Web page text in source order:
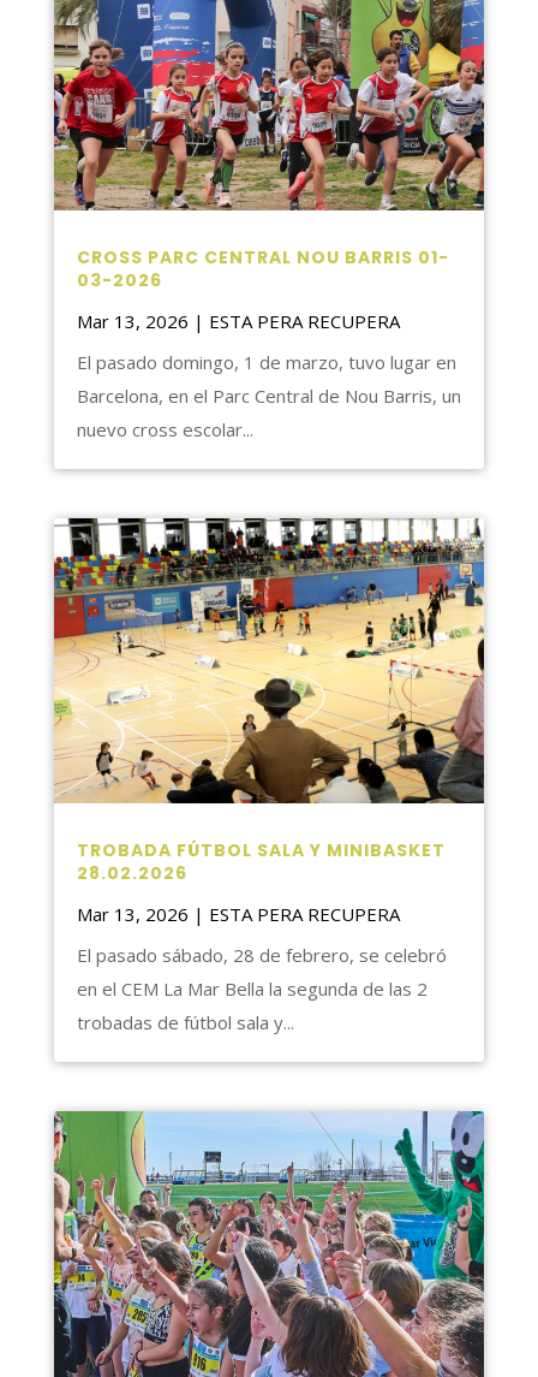
CROSS PARC CENTRAL NOU BARRIS 01-
03-2026
Mar 13, 2026 | ESTA PERA RECUPERA
El pasado domingo, 1 de marzo, tuvo lugar en
Barcelona, en el Parc Central de Nou Barris, un
nuevo cross escolar...
TROBADA FÚTBOL SALA Y MINIBASKET
28.02.2026
Mar 13, 2026 | ESTA PERA RECUPERA
El pasado sábado, 28 de febrero, se celebró
en el CEM La Mar Bella la segunda de las 2
trobadas de fútbol sala y...